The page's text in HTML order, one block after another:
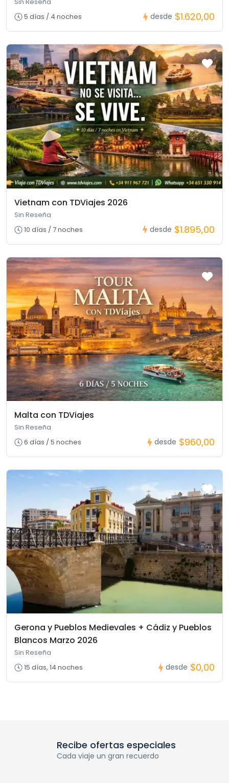
Sin Reseña
5 días / 4 noches
desde $1.620,00
Vietnam con TDViajes 2026
Sin Reseña
10 días / 7 noches
desde $1.895,00
Malta con TDViajes
Sin Reseña
6 días / 5 noches
desde $960,00
Gerona y Pueblos Medievales + Cádiz y Pueblos
Blancos Marzo 2026
Sin Reseña
15 días, 14 noches
desde $0,00
Recibe ofertas especiales
Cada viaje un gran recuerdo